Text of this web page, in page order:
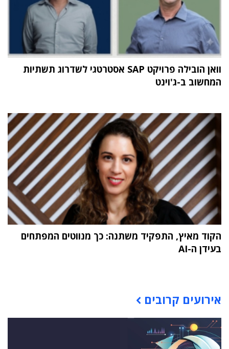
וואן הובילה פרויקט SAP אסטרטגי לשדרוג תשתיות
המחשוב ב-ג'וינט
הקוד מאיץ, התפקיד משתנה: כך מנווטים המפתחים
בעידן ה-AI
אירועים קרובים